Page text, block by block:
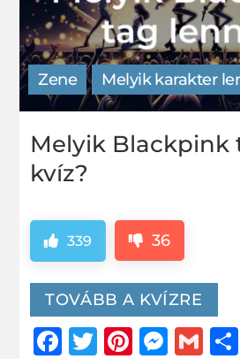
Zene Melyik karakter
Melyik Blackpink
kvíz?
339 36
TOVÁBB A KVÍZRE
Facebook
Twitter